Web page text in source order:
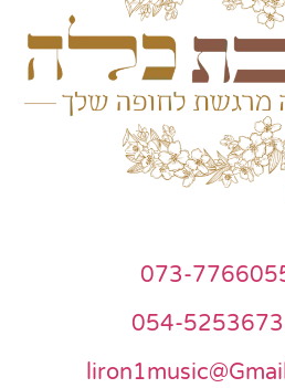
073-
054-5253673